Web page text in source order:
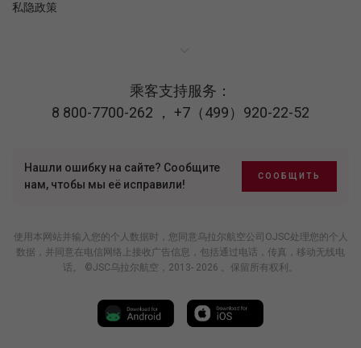
私隐政策
乘客支持服务：
8 800-7700-262 ， +7（499）920-22-52
Нашли ошибку на сайте? Сообщите
нам, чтобы мы её исправили!
СООБЩИТЬ
使用本网站并输入您的个人数据时，您同意乌拉尔航空公司OJSC处理您的个人
数据，并同意在电信网络上接收广告信息，包括通过电话，传真，移动无线电
话。 ©JSC乌拉尔航空，2013- 2026 。保留所有权利。